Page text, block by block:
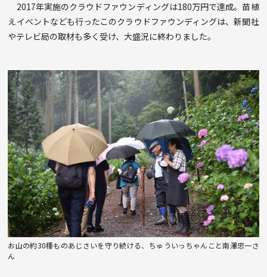
2017年実施のクラウドファウンディングは180万円で達成。苗植
えイベントなども行ったこのクラウドファウンディングは、新聞社
やテレビ局の取材も多く受け、大盛況に終わりました。
お山の約30種ものあじさいを守り続ける、ちゅういっちゃんこと南澤忠一さ
ん